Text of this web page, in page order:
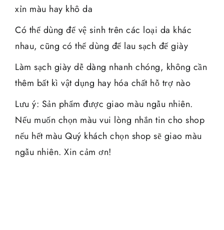
xỉn màu hay khô da
Có thể dùng để vệ sinh trên các loại da khác
nhau, cũng có thể dùng để lau sạch đế giày
Làm sạch giày dễ dàng nhanh chóng, không cần
thêm bất kì vật dụng hay hóa chất hỗ trợ nào
Lưu ý: Sản phẩm được giao màu ngẫu nhiên.
Nếu muốn chọn màu vui lòng nhắn tin cho shop
nếu hết màu Quý khách chọn shop sẽ giao màu
ngẫu nhiên. Xin cảm ơn!